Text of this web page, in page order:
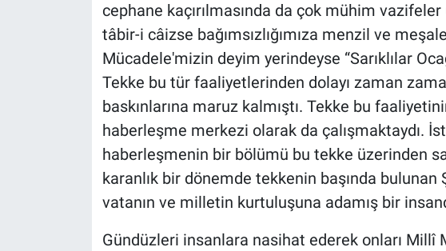
cephane kaçırılmasında da çok mühim
tâbir-i câizse bağımsızlığımıza menzil ve
Mücadele'mizin deyim yerindeyse “Sarıklılar
Tekke bu tür faaliyetlerinden dolayı zaman
baskınlarına maruz kalmıştı. Tekke bu
haberleşme merkezi olarak da çalışmaktaydı.
haberleşmenin bir bölümü bu tekke üzerinden
karanlık bir dönemde tekkenin başında
vatanın ve milletin kurtuluşuna adamış bir
Gündüzleri insanlara nasihat ederek onları Millî